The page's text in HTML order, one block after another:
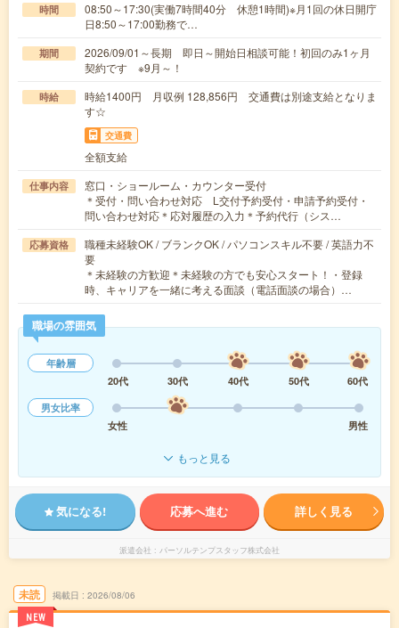
時間
08:50～17:30(実働7時間40分 休憩1時間)※月1回の休日開庁
日8:50～17:00勤務で…
期間
2026/09/01～長期 即日～開始日相談可能！初回のみ1ヶ月
契約です ※9月～！
時給
時給1400円 月収例 128,856円 交通費は別途支給となりま
す☆
交通費
全額支給
仕事内容
窓口・ショールーム・カウンター受付
＊受付・問い合わせ対応 L交付予約受付・申請予約受付・
問い合わせ対応＊応対履歴の入力＊予約代行（シス…
応募資格
職種未経験OK / ブランクOK / パソコンスキル不要 / 英語力不
要
＊未経験の方歓迎＊未経験の方でも安心スタート！・登録
時、キャリアを一緒に考える面談（電話面談の場合）…
職場の雰囲気
年齢層
20代
30代 40代 50代
60代
男女比率
女性
男性
もっと見る
気になる! 応募へ進む 詳しく見る
派遣会社 パーソルテンプスタッフ株式会社
未読
NEW
掲載日 2026/08/06